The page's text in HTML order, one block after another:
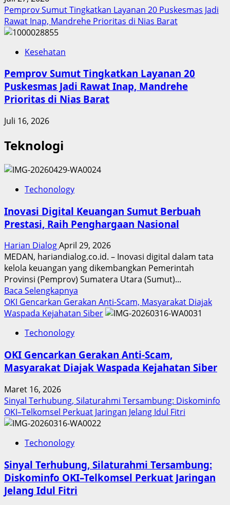
Pemprov Sumut Tingkatkan Layanan 20 Puskesmas Jadi
Rawat Inap, Mandrehe Prioritas di Nias Barat
Kesehatan
Pemprov Sumut Tingkatkan Layanan 20
Puskesmas Jadi Rawat Inap, Mandrehe
Prioritas di Nias Barat
Juli 16, 2026
Teknologi
Techonology
Inovasi Digital Keuangan Sumut Berbuah
Prestasi, Raih Penghargaan Nasional
Harian DialogApril 29, 2026
MEDAN, hariandialog.co.id. – Inovasi digital dalam tata
kelola keuangan yang dikembangkan Pemerintah
Provinsi (Pemprov) Sumatera Utara (Sumut)...
Baca Selengkapnya
more
about
Sumut
Berbuah
Penghargaan
Nasional
OKI Gencarkan Gerakan Anti-Scam, Masyarakat Diajak
Waspada Kejahatan Siber
Techonology
OKI Gencarkan Gerakan Anti-Scam,
Masyarakat Diajak Waspada Kejahatan Siber
Maret 16, 2026
Sinyal Terhubung, Silaturahmi Tersambung: Diskominfo
OKI–Telkomsel Perkuat Jaringan Jelang Idul Fitri
Techonology
Sinyal Terhubung, Silaturahmi Tersambung:
Diskominfo OKI–Telkomsel Perkuat Jaringan
Jelang Idul Fitri